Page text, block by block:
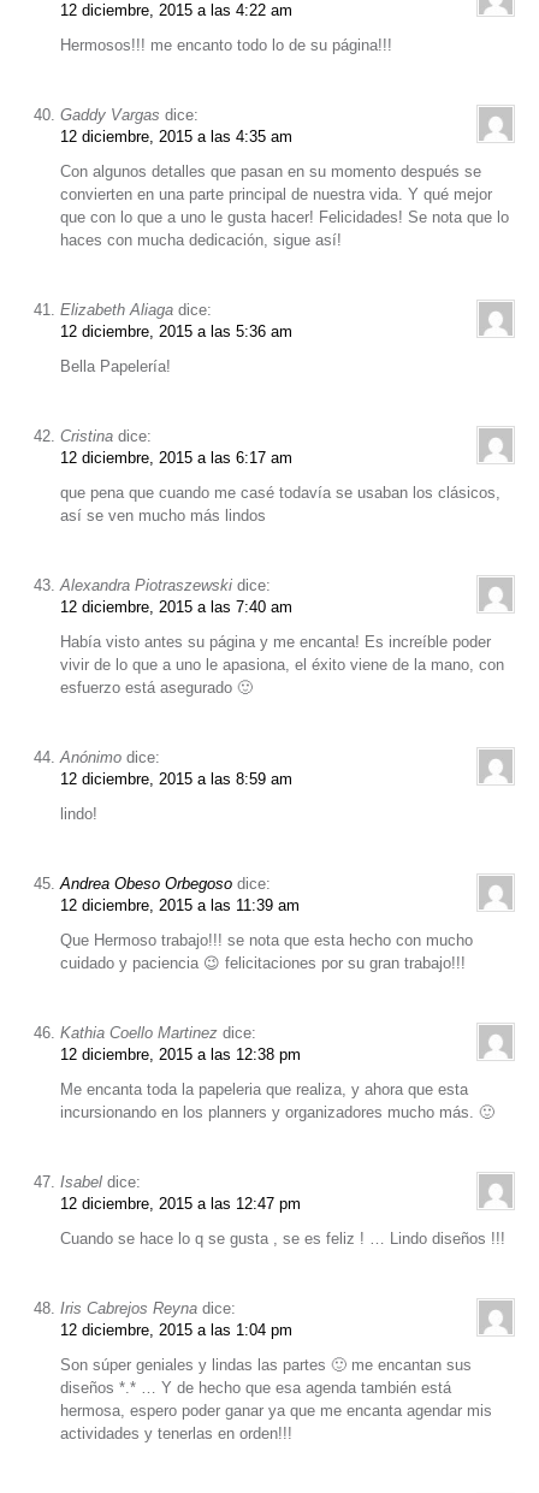
12 diciembre, 2015 a las 4:22 am
Hermosos!!! me encanto todo lo de su página!!!
Gaddy Vargas dice:
12 diciembre, 2015 a las 4:35 am
Con algunos detalles que pasan en su momento después se
convierten en una parte principal de nuestra vida. Y qué mejor
que con lo que a uno le gusta hacer! Felicidades! Se nota que lo
haces con mucha dedicación, sigue así!
Elizabeth Aliaga dice:
12 diciembre, 2015 a las 5:36 am
Bella Papelería!
Cristina dice:
12 diciembre, 2015 a las 6:17 am
que pena que cuando me casé todavía se usaban los clásicos,
así se ven mucho más lindos
Alexandra Piotraszewski dice:
12 diciembre, 2015 a las 7:40 am
Había visto antes su página y me encanta! Es increíble poder
vivir de lo que a uno le apasiona, el éxito viene de la mano, con
esfuerzo está asegurado 🙂
Anónimo dice:
12 diciembre, 2015 a las 8:59 am
lindo!
Andrea Obeso Orbegoso dice:
12 diciembre, 2015 a las 11:39 am
Que Hermoso trabajo!!! se nota que esta hecho con mucho
cuidado y paciencia 😉 felicitaciones por su gran trabajo!!!
Kathia Coello Martinez dice:
12 diciembre, 2015 a las 12:38 pm
Me encanta toda la papeleria que realiza, y ahora que esta
incursionando en los planners y organizadores mucho más. 🙂
Isabel dice:
12 diciembre, 2015 a las 12:47 pm
Cuando se hace lo q se gusta , se es feliz ! … Lindo diseños !!!
Iris Cabrejos Reyna dice:
12 diciembre, 2015 a las 1:04 pm
Son súper geniales y lindas las partes 🙂 me encantan sus
diseños *.* … Y de hecho que esa agenda también está
hermosa, espero poder ganar ya que me encanta agendar mis
actividades y tenerlas en orden!!!